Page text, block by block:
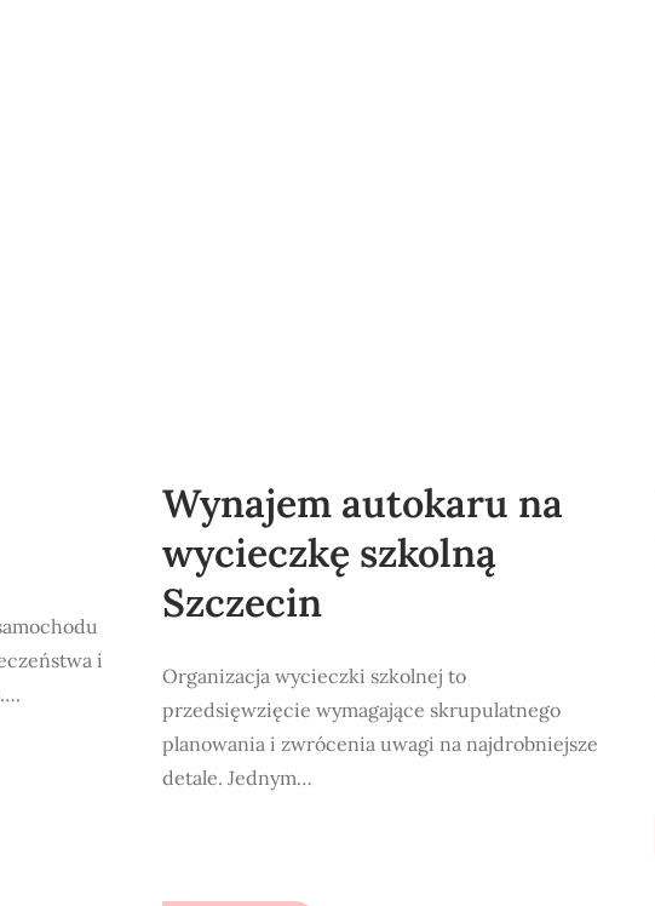
i
Wynajem autokaru na
wycieczkę szkolną
Szczecin
Organizacja wycieczki szkolnej to
przedsięwzięcie wymagające skrupulatnego
planowania i zwrócenia uwagi na najdrobniejsze
detale. Jednym…